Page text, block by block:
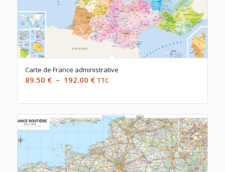
Carte de France administrative
89.50 € – 192.00 €Plage
prix :
89.50 €
192.00 €
TTC